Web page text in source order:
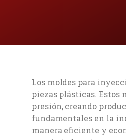
Los moldes para
piezas plásticas.
presión, creando
fundamentales en la
manera eficiente y